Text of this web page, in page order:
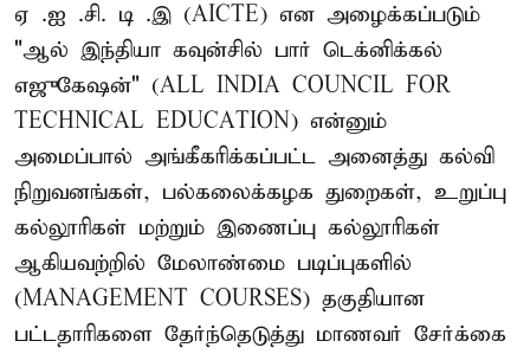
ஏ .ஐ .சி. டி .இ (AICTE) என அழைக்கப்படும்
"ஆல் இந்தியா கவுன்சில் பார் டெக்னிக்கல்
எஜுகேஷன்" (ALL INDIA COUNCIL FOR
TECHNICAL EDUCATION) என்னும்
அமைப்பால் அங்கீகரிக்கப்பட்ட அனைத்து கல்வி
நிறுவனங்கள், பல்கலைக்கழக துறைகள், உறுப்பு
கல்லூரிகள் மற்றும் இணைப்பு கல்லூரிகள்
ஆகியவற்றில் மேலாண்மை படிப்புகளில்
(MANAGEMENT COURSES) தகுதியான
பட்டதாரிகளை தேர்ந்தெடுத்து மாணவர் சேர்க்கை